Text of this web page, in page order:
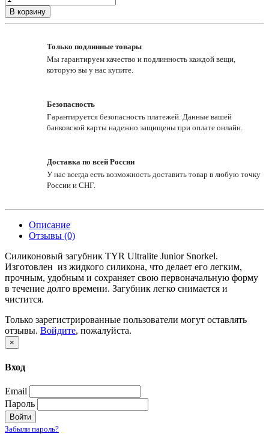
В корзину
Только подлинные товары
Мы гарантируем качество и подлинность каждой вещи,
которую вы у нас купите.
Безопасность
Гарантируется безопасность платежей. Данные вашей
банковской карты надежно защищены при оплате онлайн.
Доставка по всей России
У нас всегда есть возможность доставить товар в любую точку
России и СНГ.
Описание
Отзывы (0)
Силиконовый загубник TYR Ultralite Junior Snorkel.
Изготовлен из жидкого силикона, что делает его легким,
прочным, удобным и сохраняет свою первоначальную форму
в течение долго времени. Загубник легко снимается и
чистится.
Только зарегистрированные пользователи могут оставлять
отзывы. Войдите, пожалуйста.
×
Вход
Email
Пароль
Войти
Забыли пароль?